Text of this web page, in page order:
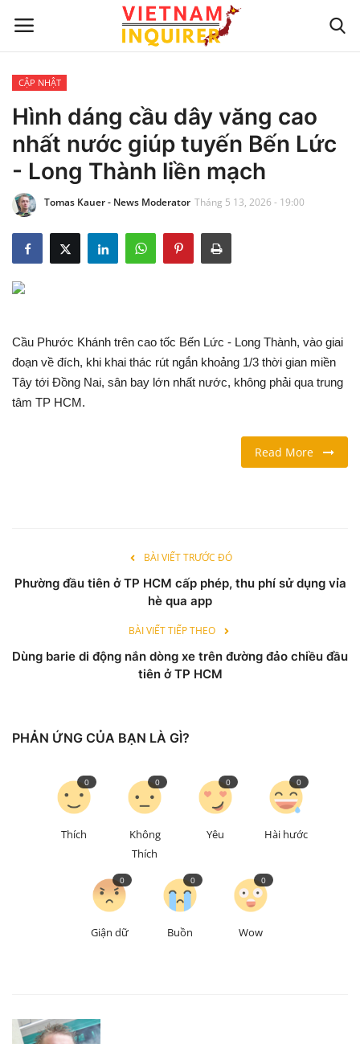
Trang chủ
Liên hệ
TIN TỨC THẾ GIỚI
CẬP NHẬT
SỰ GIẢI TRÍ
LỐI SỐNG
CẬP NHẬT
Hình dáng cầu dây văng cao
nhất nước giúp tuyến Bến Lức
- Long Thành liền mạch
Tomas Kauer - News Moderator Tháng 5 13, 2026 - 19:00
Cầu Phước Khánh trên cao tốc Bến Lức - Long Thành, vào giai
đoạn về đích, khi khai thác rút ngắn khoảng 1/3 thời gian miền
Tây tới Đồng Nai, sân bay lớn nhất nước, không phải qua trung
tâm TP HCM.
Read More
BÀI VIẾT TRƯỚC ĐÓ
Phường đầu tiên ở TP HCM cấp phép, thu phí sử dụng vỉa
hè qua app
BÀI VIẾT TIẾP THEO
Dùng barie di động nắn dòng xe trên đường đảo chiều đầu
tiên ở TP HCM
PHẢN ỨNG CỦA BẠN LÀ GÌ?
Thích
0
Không
Thích
0
Yêu
0
Hài hước
0
Giận dữ
0
Buồn
0
Wow
0